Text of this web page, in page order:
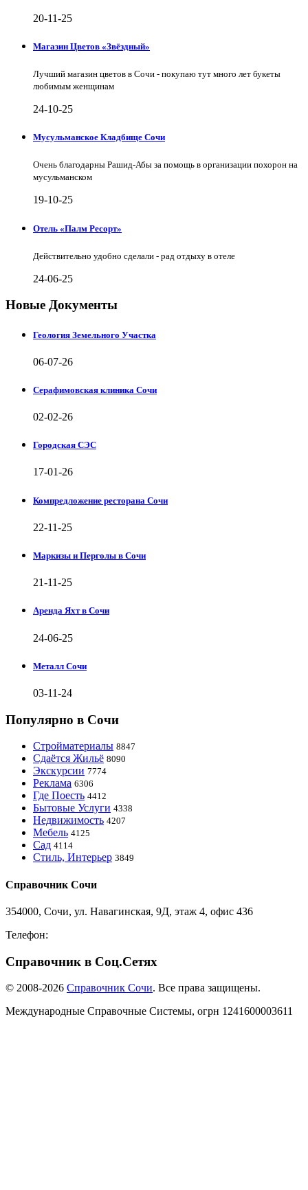
20-11-25
Магазин Цветов «Звёздный»
Лучший магазин цветов в Сочи - покупаю тут много лет букеты
любимым женщинам
24-10-25
Мусульманское Кладбище Сочи
Очень благодарны Рашид-Абы за помощь в организации похорон на
мусульманском
19-10-25
Отель «Палм Ресорт»
Действительно удобно сделали - рад отдыху в отеле
24-06-25
Новые Документы
Геология Земельного Участка
06-07-26
Серафимовская клиника Сочи
02-02-26
Городская СЭС
17-01-26
Компредложение ресторана Сочи
22-11-25
Маркизы и Перголы в Сочи
21-11-25
Аренда Яхт в Сочи
24-06-25
Металл Сочи
03-11-24
Популярно в Сочи
Стройматериалы 8847
Сдаётся Жильё 8090
Экскурсии 7774
Реклама 6306
Где Поесть 4412
Бытовые Услуги 4338
Недвижимость 4207
Мебель 4125
Сад 4114
Стиль, Интерьер 3849
Справочник Сочи
354000, Сочи, ул. Навагинская, 9Д, этаж 4, офис 436
Телефон:
Справочник в Соц.Сетях
© 2008-2026 Справочник Сочи. Все права защищены.
Международные Справочные Системы, огрн 1241600003611